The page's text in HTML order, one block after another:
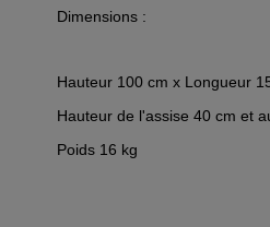
Dimensions :
Hauteur 100 cm x Longueur
Hauteur de l'assise 40 cm et
Poids 16 kg